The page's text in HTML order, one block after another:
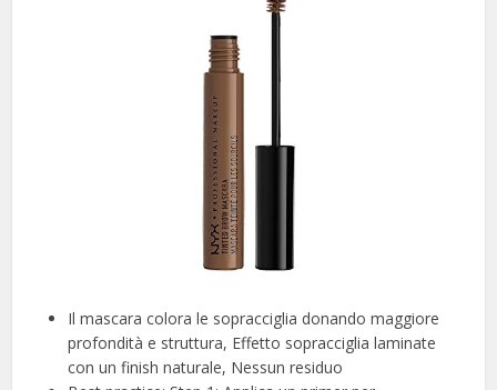
Il mascara colora le sopracciglia donando maggiore
profondità e struttura, Effetto sopracciglia laminate
con un finish naturale, Nessun residuo